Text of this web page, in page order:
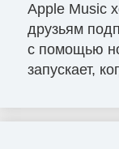
Apple Music
друзьям
с помощью
запускает,